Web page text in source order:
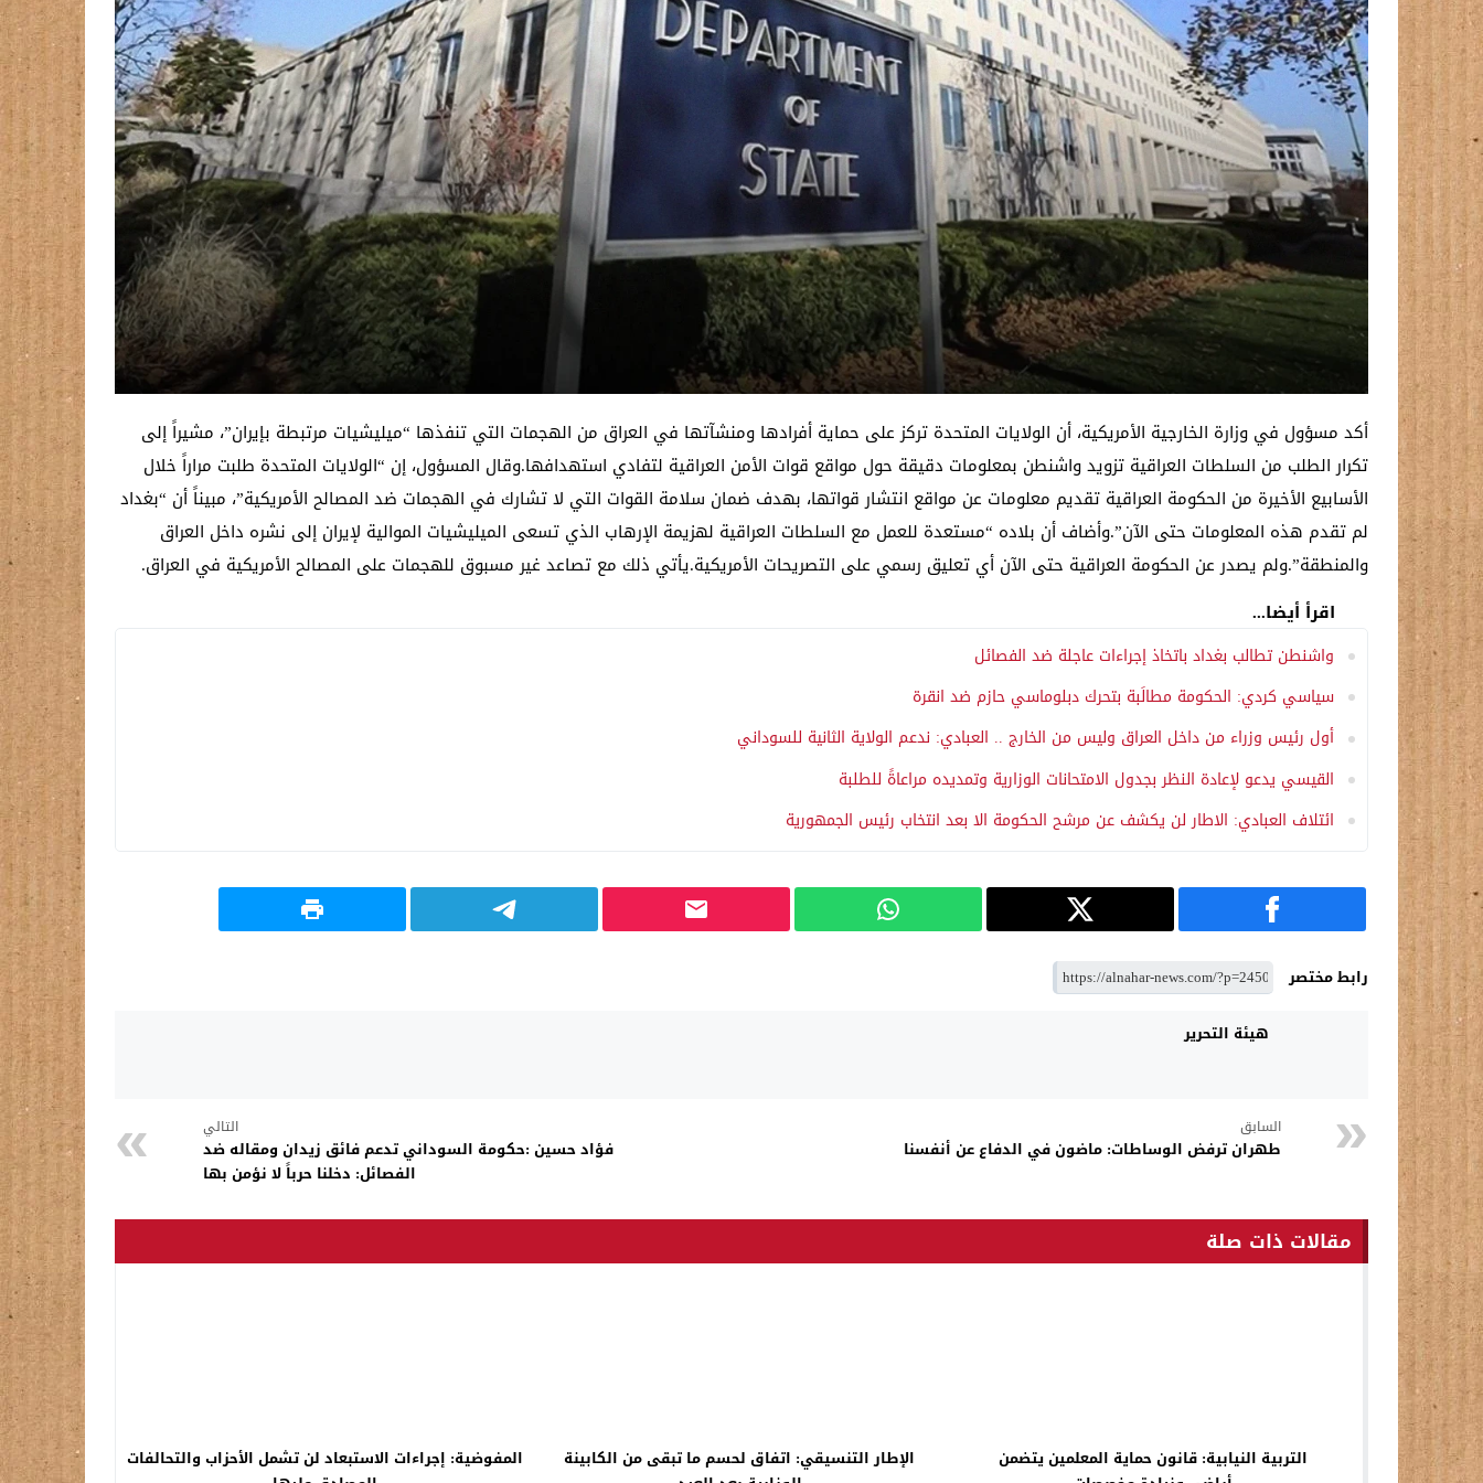
أكد مسؤول في وزارة الخارجية الأمريكية، أن الولايات المتحدة تركز على حماية أفرادها ومنشآتها في العراق من الهجمات التي تنفذها “ميليشيات مرتبطة بإيران”، مشيراً إلى
تكرار الطلب من السلطات العراقية تزويد واشنطن بمعلومات دقيقة حول مواقع قوات الأمن العراقية لتفادي استهدافها.وقال المسؤول، إن “الولايات المتحدة طلبت مراراً خلال
الأسابيع الأخيرة من الحكومة العراقية تقديم معلومات عن مواقع انتشار قواتها، بهدف ضمان سلامة القوات التي لا تشارك في الهجمات ضد المصالح الأمريكية”، مبيناً أن “بغداد
لم تقدم هذه المعلومات حتى الآن”.وأضاف أن بلاده “مستعدة للعمل مع السلطات العراقية لهزيمة الإرهاب الذي تسعى الميليشيات الموالية لإيران إلى نشره داخل العراق
والمنطقة”.ولم يصدر عن الحكومة العراقية حتى الآن أي تعليق رسمي على التصريحات الأمريكية.يأتي ذلك مع تصاعد غير مسبوق للهجمات على المصالح الأمريكية في العراق.
اقرأ أيضا...
واشنطن تطالب بغداد باتخاذ إجراءات عاجلة ضد الفصائل
سياسي كردي: الحكومة مطالَبة بتحرك دبلوماسي حازم ضد انقرة
أول رئيس وزراء من داخل العراق وليس من الخارج .. العبادي: ندعم الولاية الثانية للسوداني
القيسي يدعو لإعادة النظر بجدول الامتحانات الوزارية وتمديده مراعاةً للطلبة
ائتلاف العبادي: الاطار لن يكشف عن مرشح الحكومة الا بعد انتخاب رئيس الجمهورية
رابط مختصر
هيئة التحرير
السابق
طهران ترفض الوساطات: ماضون في الدفاع عن أنفسنا
التالي
فؤاد حسين :حكومة السوداني تدعم فائق زيدان ومقاله ضد
الفصائل: دخلنا حرباً لا نؤمن بها
مقالات ذات صلة
التربية النيابية: قانون حماية المعلمين يتضمن
الإطار التنسيقي: اتفاق لحسم ما تبقى من الكابينة
المفوضية: إجراءات الاستبعاد لن تشمل الأحزاب والتحالفات